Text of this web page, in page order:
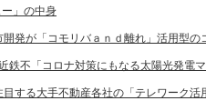
ー」の中身
開発が「コモリバａｎｄ離れ」活用型の
鉄不「コロナ対策にもなる太陽光発電
目する大手不動産各社の「テレワーク活